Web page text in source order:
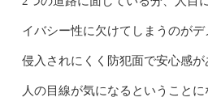
イバシー性に欠けてしまうのがデ
侵入されにくく防犯面で安心感
人の目線が気になるということに